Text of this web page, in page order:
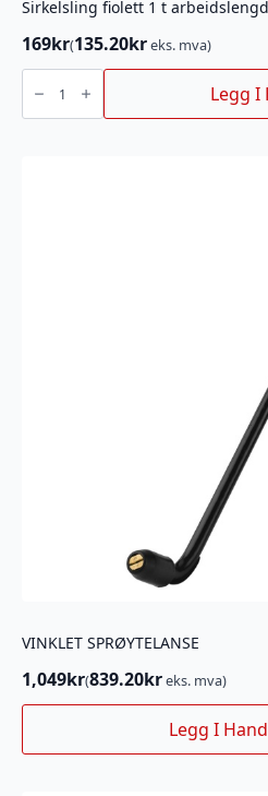
Sirkelsling fiolett 1 t
169kr(135.20kreks. mva)
Sirkelsling
t
Legg I
VINKLET SPRØYTELANSE
1,049kr(839.20kreks. mva)
Legg I